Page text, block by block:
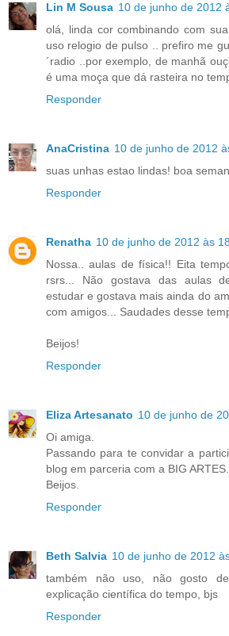
Lin M Sousa 10 de junho de 2012
olá, linda cor combinando com
uso relogio de pulso .. prefiro me
´radio ..por exemplo, de manhã
é uma moça que dá rasteira no
Responder
AnaCristina 10 de junho de 2012
suas unhas estao lindas! boa
Responder
Renatha 10 de junho de 2012 às
Nossa.. aulas de física!! Eita
rsrs... Não gostava das aulas
estudar e gostava mais ainda do
com amigos... Saudades desse
Beijos!
Responder
Eliza Artesanato 10 de junho de
Oi amiga.
Passando para te convidar a
blog em parceria com a BIG ARTES.
Beijos.
Responder
Beth Salvia 10 de junho de 2012
também não uso, não gosto
explicação científica do tempo, bjs
Responder